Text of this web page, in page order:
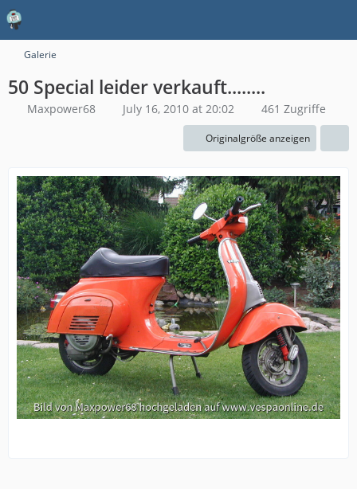
Galerie
50 Special leider verkauft........
Maxpower68 July 16, 2010 at 20:02 461 Zugriffe
Originalgröße anzeigen